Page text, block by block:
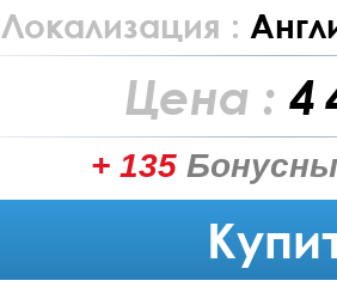
Локализация :
Цена : 4
+ 135